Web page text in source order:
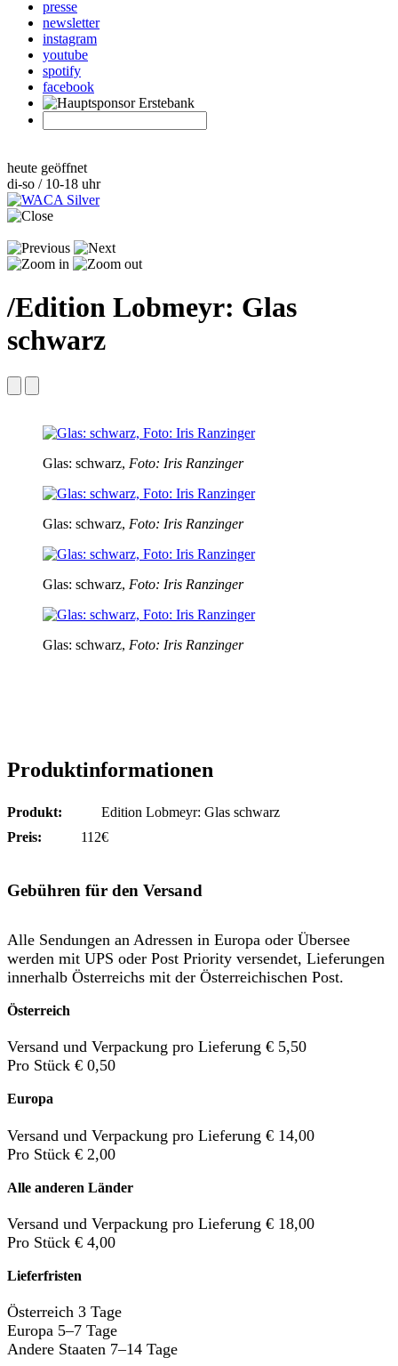
presse
newsletter
instagram
youtube
spotify
facebook
heute geöffnet
di-so / 10-18 uhr
/Edition Lobmeyr: Glas
schwarz
Glas: schwarz, Foto: Iris Ranzinger
Glas: schwarz, Foto: Iris Ranzinger
Glas: schwarz, Foto: Iris Ranzinger
Glas: schwarz, Foto: Iris Ranzinger
Produktinformationen
Produkt:
Edition Lobmeyr: Glas schwarz
Preis:
112€
Gebühren für den Versand
Alle Sendungen an Adressen in Europa oder Übersee
werden mit UPS oder Post Priority versendet, Lieferungen
innerhalb Österreichs mit der Österreichischen Post.
Österreich
Versand und Verpackung pro Lieferung € 5,50
Pro Stück € 0,50
Europa
Versand und Verpackung pro Lieferung € 14,00
Pro Stück € 2,00
Alle anderen Länder
Versand und Verpackung pro Lieferung € 18,00
Pro Stück € 4,00
Lieferfristen
Österreich 3 Tage
Europa 5–7 Tage
Andere Staaten 7–14 Tage